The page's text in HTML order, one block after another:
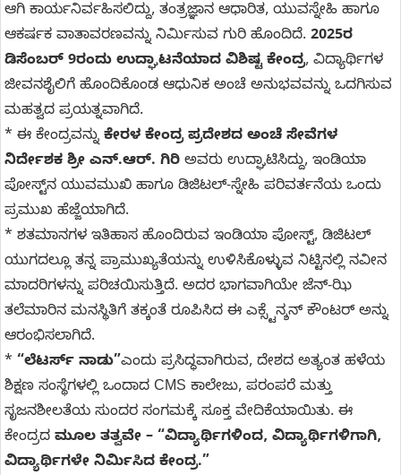
ಆಗಿ ಕಾರ್ಯನಿರ್ವಹಿಸಲಿದ್ದು, ತಂತ್ರಜ್ಞಾನ ಆಧಾರಿತ, ಯುವಸ್ನೇಹಿ ಹಾಗೂ
ಆಕರ್ಷಕ ವಾತಾವರಣವನ್ನು ನಿರ್ಮಿಸುವ ಗುರಿ ಹೊಂದಿದೆ. 2025ರ
ಡಿಸೆಂಬರ್ 9ರಂದು ಉದ್ಘಾಟನೆಯಾದ ವಿಶಿಷ್ಟ ಕೇಂದ್ರ, ವಿದ್ಯಾರ್ಥಿಗಳ
ಜೀವನಶೈಲಿಗೆ ಹೊಂದಿಕೊಂಡ ಆಧುನಿಕ ಅಂಚೆ ಅನುಭವವನ್ನು ಒದಗಿಸುವ
ಮಹತ್ವದ ಪ್ರಯತ್ನವಾಗಿದೆ.
* ಈ ಕೇಂದ್ರವನ್ನು ಕೇರಳ ಕೇಂದ್ರ ಪ್ರದೇಶದ ಅಂಚೆ ಸೇವೆಗಳ
ನಿರ್ದೇಶಕ ಶ್ರೀ ಎನ್.ಆರ್. ಗಿರಿ ಅವರು ಉದ್ಘಾಟಿಸಿದ್ದು, ಇಂಡಿಯಾ
ಪೋಸ್ಟ್‌ನ ಯುವಮುಖಿ ಹಾಗೂ ಡಿಜಿಟಲ್-ಸ್ನೇಹಿ ಪರಿವರ್ತನೆಯ ಒಂದು
ಪ್ರಮುಖ ಹೆಜ್ಜೆಯಾಗಿದೆ.
* ಶತಮಾನಗಳ ಇತಿಹಾಸ ಹೊಂದಿರುವ ಇಂಡಿಯಾ ಪೋಸ್ಟ್, ಡಿಜಿಟಲ್
ಯುಗದಲ್ಲೂ ತನ್ನ ಪ್ರಾಮುಖ್ಯತೆಯನ್ನು ಉಳಿಸಿಕೊಳ್ಳುವ ನಿಟ್ಟಿನಲ್ಲಿ ನವೀನ
ಮಾದರಿಗಳನ್ನು ಪರಿಚಯಿಸುತ್ತಿದೆ. ಅದರ ಭಾಗವಾಗಿಯೇ ಜೆನ್-ಝಿ
ತಲೆಮಾರಿನ ಮನಸ್ಥಿತಿಗೆ ತಕ್ಕಂತೆ ರೂಪಿಸಿದ ಈ ಎಕ್ಸ್ಟೆನ್ಶನ್ ಕೌಂಟರ್ ಅನ್ನು
ಆರಂಭಿಸಲಾಗಿದೆ.
* “ಲೆಟರ್ಸ್ ನಾಡು”ಎಂದು ಪ್ರಸಿದ್ಧವಾಗಿರುವ, ದೇಶದ ಅತ್ಯಂತ ಹಳೆಯ
ಶಿಕ್ಷಣ ಸಂಸ್ಥೆಗಳಲ್ಲಿ ಒಂದಾದ CMS ಕಾಲೇಜು, ಪರಂಪರೆ ಮತ್ತು
ಸೃಜನಶೀಲತೆಯ ಸುಂದರ ಸಂಗಮಕ್ಕೆ ಸೂಕ್ತ ವೇದಿಕೆಯಾಯಿತು. ಈ
ಕೇಂದ್ರದ ಮೂಲ ತತ್ವವೇ – “ವಿದ್ಯಾರ್ಥಿಗಳಿಂದ, ವಿದ್ಯಾರ್ಥಿಗಳಿಗಾಗಿ,
ವಿದ್ಯಾರ್ಥಿಗಳೇ ನಿರ್ಮಿಸಿದ ಕೇಂದ್ರ.”